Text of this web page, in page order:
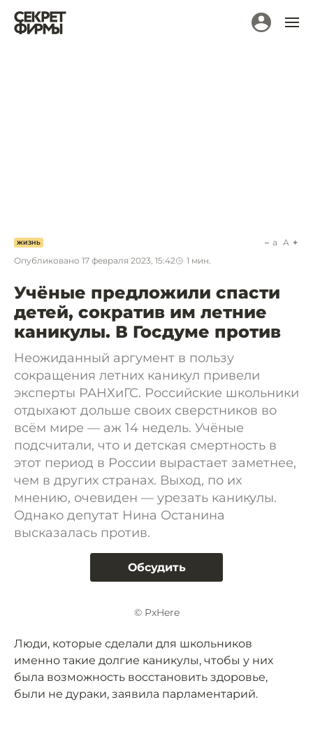
ЖИЗНЬ
Опубликовано 17 февраля 2023, 15:42 1 мин.
a A
Учёные предложили спасти
детей, сократив им летние
каникулы. В Госдуме против
Неожиданный аргумент в пользу
сокращения летних каникул привели
эксперты РАНХиГС. Российские школьники
отдыхают дольше своих сверстников во
всём мире — аж 14 недель. Учёные
подсчитали, что и детская смертность в
этот период в России вырастает заметнее,
чем в других странах. Выход, по их
мнению, очевиден — урезать каникулы.
Однако депутат Нина Останина
высказалась против.
Обсудить
© PxHere
Люди, которые сделали для школьников
именно такие долгие каникулы, чтобы у них
была возможность восстановить здоровье,
были не дураки, заявила парламентарий.